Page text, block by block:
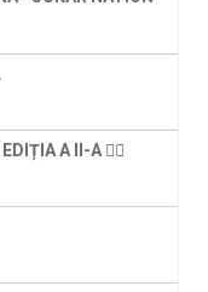
A II-A 🧘‍♀️